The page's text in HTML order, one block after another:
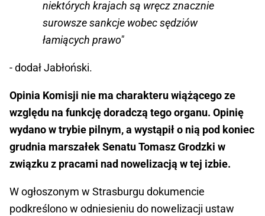
niektórych krajach są wręcz znacznie
surowsze sankcje wobec sędziów
łamiących prawo"
- dodał Jabłoński.
Opinia Komisji nie ma charakteru wiążącego ze
względu na funkcję doradczą tego organu. Opinię
wydano w trybie pilnym, a wystąpił o nią pod koniec
grudnia marszałek Senatu Tomasz Grodzki w
związku z pracami nad nowelizacją w tej izbie.
W ogłoszonym w Strasburgu dokumencie
podkreślono w odniesieniu do nowelizacji ustaw